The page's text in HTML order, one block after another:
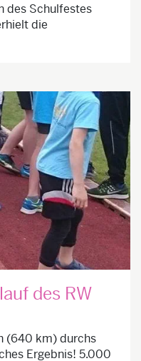
des Schulfestes
die
des RW
(640 km) durchs
Ergebnis! 5.000